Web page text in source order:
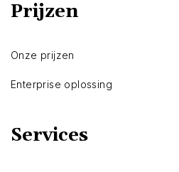
Prijzen
Onze prijzen
Enterprise oplossing
Services